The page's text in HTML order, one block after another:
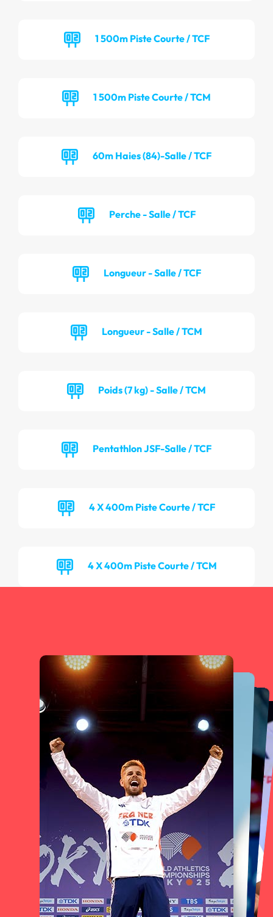
1 500m Piste Courte / TCF
1 500m Piste Courte / TCM
60m Haies (84)-Salle / TCF
Perche - Salle / TCF
Longueur - Salle / TCF
Longueur - Salle / TCM
Poids (7 kg) - Salle / TCM
Pentathlon JSF-Salle / TCF
4 X 400m Piste Courte / TCF
4 X 400m Piste Courte / TCM